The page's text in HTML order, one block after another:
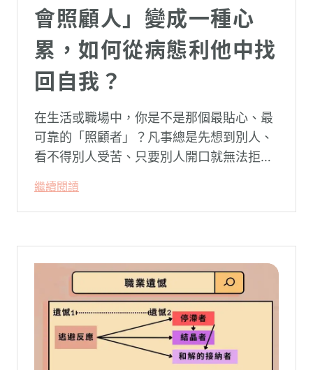
會照顧人」變成一種心
累，如何從病態利他中找
回自我？
在生活或職場中，你是不是那個最貼心、最
可靠的「照顧者」？凡事總是先想到別人、
看不得別人受苦、只要別人開口就無法拒
常在夜深人靜時讓你感到莫名的心累與空
虛。
繼續閱讀